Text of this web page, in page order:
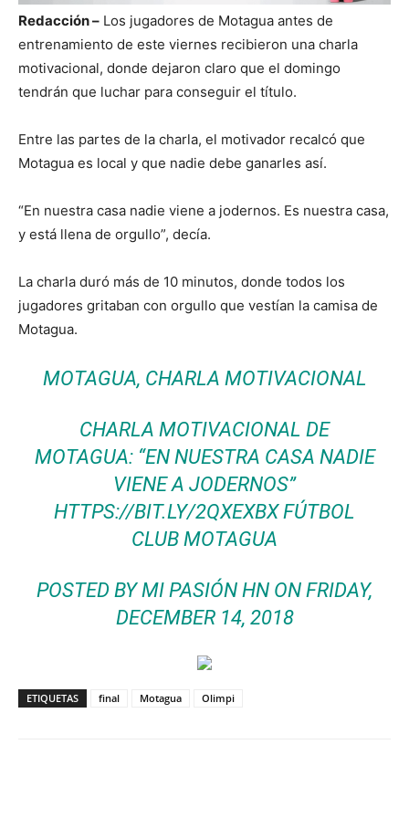
Redacción – Los jugadores de Motagua antes de
entrenamiento de este viernes recibieron una charla
motivacional, donde dejaron claro que el domingo
tendrán que luchar para conseguir el título.
Entre las partes de la charla, el motivador recalcó que
Motagua es local y que nadie debe ganarles así.
“En nuestra casa nadie viene a jodernos. Es nuestra casa,
y está llena de orgullo”, decía.
La charla duró más de 10 minutos, donde todos los
jugadores gritaban con orgullo que vestían la camisa de
Motagua.
MOTAGUA, CHARLA MOTIVACIONAL
CHARLA MOTIVACIONAL DE
MOTAGUA: “EN NUESTRA CASA NADIE
VIENE A JODERNOS”
HTTPS://BIT.LY/2QXEXBX FÚTBOL
CLUB MOTAGUA
POSTED BYMI PASIÓN HN ON FRIDAY,
DECEMBER 14, 2018
ETIQUETAS final Motagua Olimpi